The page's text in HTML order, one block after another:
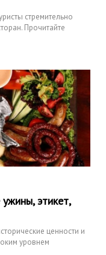
стремительно
Прочитайте
этикет,
ценности и
уровнем